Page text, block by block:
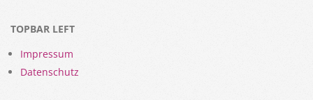
TOPBAR LEFT
Impressum
Datenschutz